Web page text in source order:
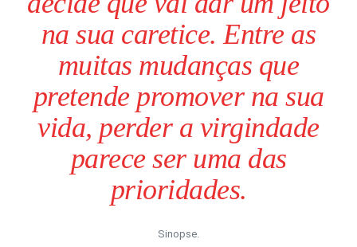
na sua caretice. Entre as
muitas mudanças que
pretende promover na sua
vida, perder a virgindade
parece ser uma das
prioridades.
Sinopse.